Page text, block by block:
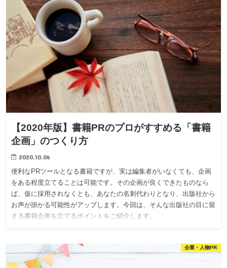
【2020年版】書籍PRのプロがすすめる「書籍
企画」のつくり方
2020.10.06
便利なPRツールとなる書籍ですが、実は編集者がいなくても、企画
をある程度立てることは可能です。その企画が良くできたものなら
ば、仮に採用されなくとも、あなたの名刺代わりとなり、出版社から
お声が掛かる可能性がアップします。今回は、そんな出版社の目に留
まる書籍企画を立てるポイントをご紹介します。
企業・人物PR